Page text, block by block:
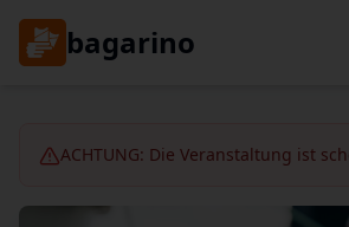
bagarino
ACHTUNG: Die Veranstaltung ist